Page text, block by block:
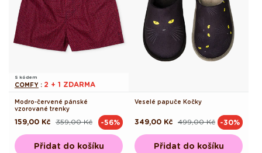
S kódem
COMFY : 2 + 1 ZDARMA
Modro-červené pánské
vzorované trenky
Běžná
359,00 Kč
Výprodejová
159,00 Kč -56%
Přidat do košíku
Veselé papuče Kočky
Běžná
499,00 Kč
Výprodejová
349,00 Kč -30%
Přidat do košíku